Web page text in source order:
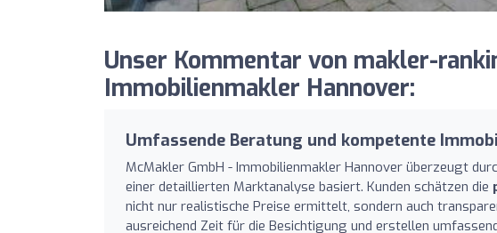
Unser Kommentar von makler-
Immobilienmakler Hannover:
Umfassende Beratung und kompetente
McMakler GmbH - Immobilienmakler Hannover überzeugt
einer detaillierten Marktanalyse basiert. Kunden schätzen die
nicht nur realistische Preise ermittelt, sondern auch
ausreichend Zeit für die Besichtigung und erstellen